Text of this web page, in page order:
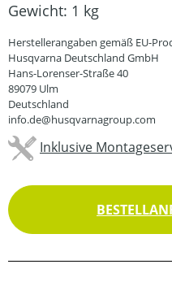
Gewicht: 1 kg
Herstellerangaben gemäß EU-
Husqvarna Deutschland GmbH
Hans-Lorenser-Straße 40
89079 Ulm
Deutschland
info.de@husqvarnagroup.com
Inklusive